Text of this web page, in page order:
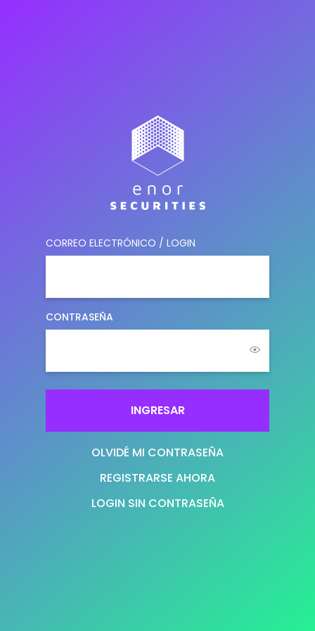
CORREO ELECTRÓNICO / LOGIN
CONTRASEÑA
INGRESAR
OLVIDÉ MI CONTRASEÑA
REGISTRARSE AHORA
LOGIN SIN CONTRASEÑA